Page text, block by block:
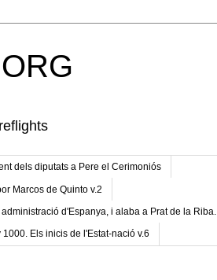
dels diputats a Pere el Cerimoniós
Marcos de Quinto v.2
d'Espanya, i alaba a Prat de la
Els inicis de l'Estat-nació v.6